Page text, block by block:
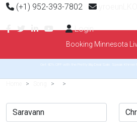
(+1) 952-393-7802
Login
Booking Minnesota
Get 40% OFF with the Pretty Big Deal Sale. Speak